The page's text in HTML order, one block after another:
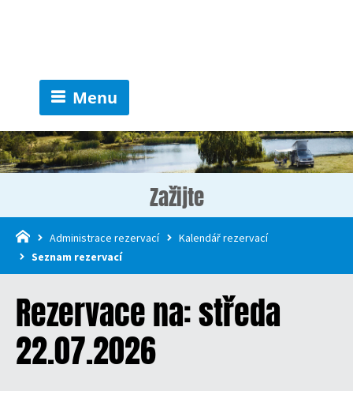
Menu
Zažijte
Administrace rezervací
Kalendář rezervací
Seznam rezervací
Rezervace na: středa
22.07.2026